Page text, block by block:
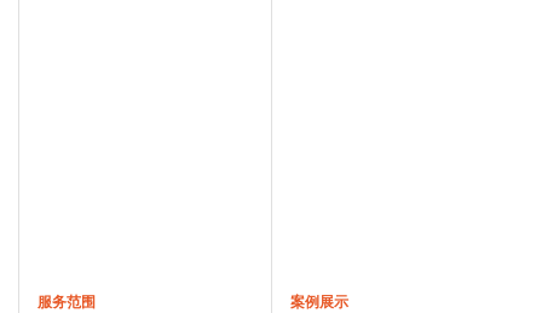
服务范围
案例展示